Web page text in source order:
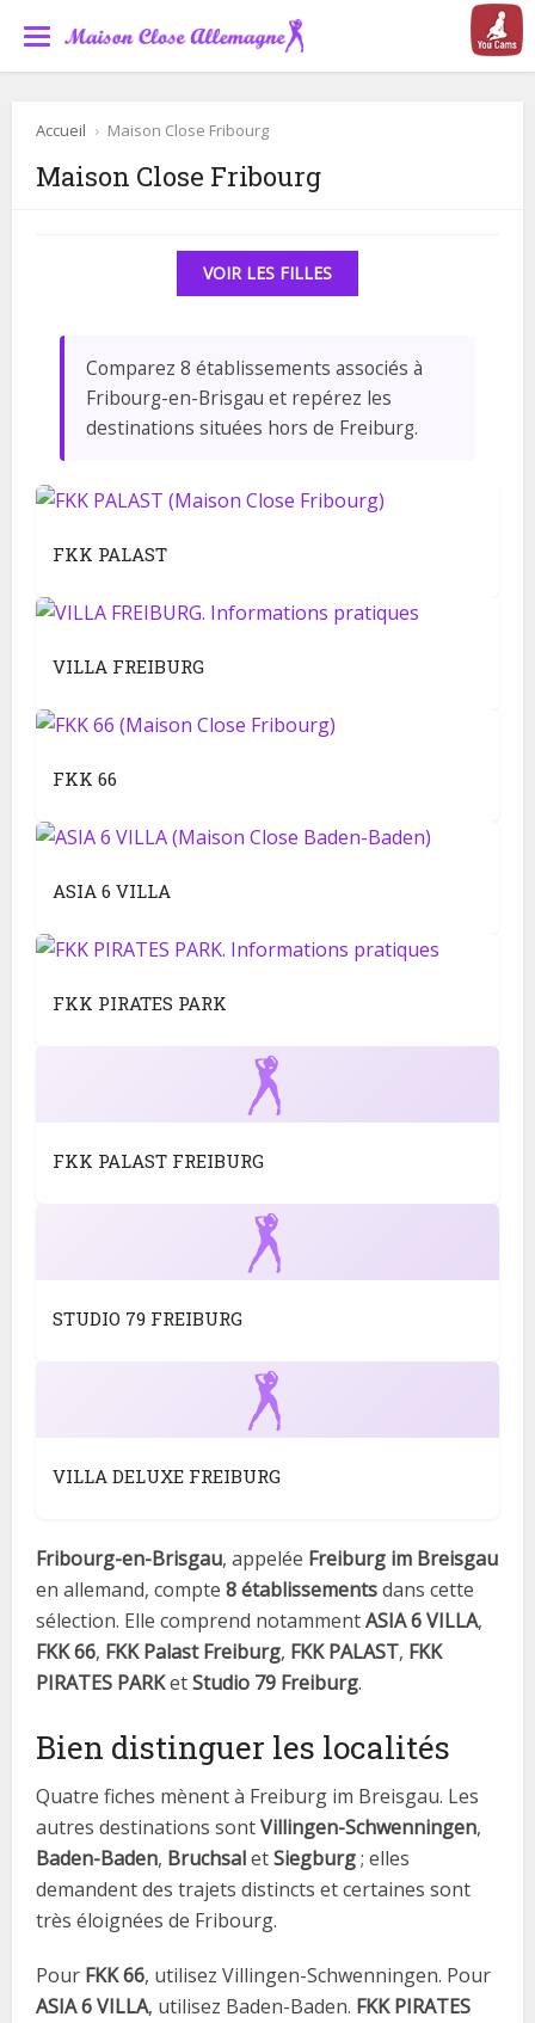
Accueil › Maison Close Fribourg
Maison Close Fribourg
VOIR LES FILLES
Comparez 8 établissements associés à
Fribourg-en-Brisgau et repérez les
destinations situées hors de Freiburg.
FKK PALAST
VILLA FREIBURG
FKK 66
ASIA 6 VILLA
FKK PIRATES PARK
FKK PALAST FREIBURG
STUDIO 79 FREIBURG
VILLA DELUXE FREIBURG
Fribourg-en-Brisgau, appelée Freiburg im Breisgau
en allemand, compte 8 établissementsdans cette
sélection. Elle comprend notammentASIA 6 VILLA,
FKK 66, FKK Palast Freiburg, FKK PALAST, FKK
PIRATES PARKetStudio 79 Freiburg.
Bien distinguer les localités
Quatre fiches mènent à Freiburg im Breisgau. Les
autres destinations sontVillingen-Schwenningen,
Baden-Baden, BruchsaletSiegburg; elles
demandent des trajets distincts et certaines sont
très éloignées de Fribourg.
Pour FKK 66, utilisez Villingen-Schwenningen. Pour
ASIA 6 VILLA, utilisez Baden-Baden. FKK PIRATES